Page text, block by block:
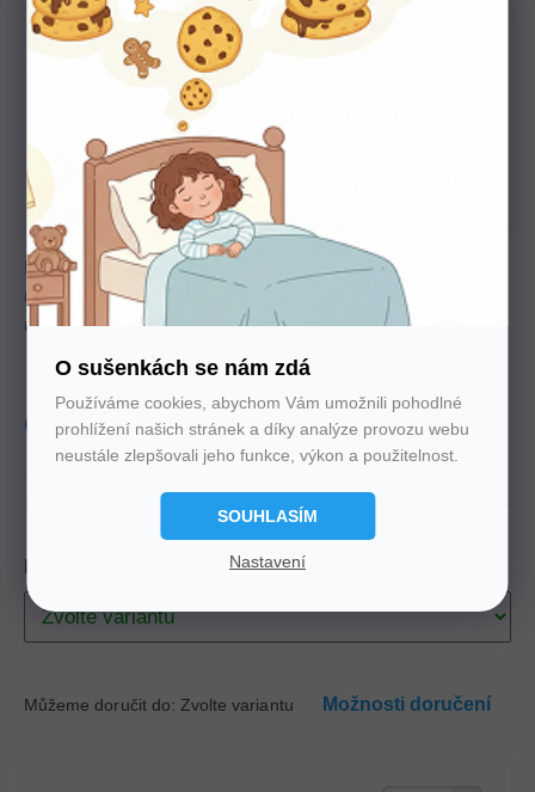
O sušenkách se nám zdá
Používáme cookies, abychom Vám umožnili pohodlné
prohlížení našich stránek a díky analýze provozu webu
neustále zlepšovali jeho funkce, výkon a použitelnost.
SOUHLASÍM
Nastavení
U nás nakupujte bez starostí
Autorizovaný prodejce všech značek. 100%
záruka. Záruční i pozáruční servis.
Můžeme doručit do: Zvolte variantu Možnosti doručení
Manuálně polohovatelný lamelový rošt s přístupem od nohou
nabízí 28 lamel, výšku 5,5 cm a nosnost 120 kg. Umožňuje
nastavení tuhosti ve středové části.
Slovenský
produkt